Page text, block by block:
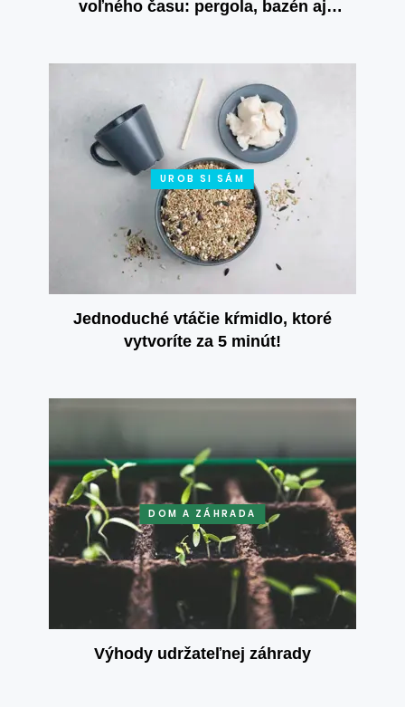
voľného času: pergola, bazén aj
UROB SI SÁM
Jednoduché vtáčie kŕmidlo, ktoré
vytvoríte za 5 minút!
DOM A ZÁHRADA
Výhody udržateľnej záhrady